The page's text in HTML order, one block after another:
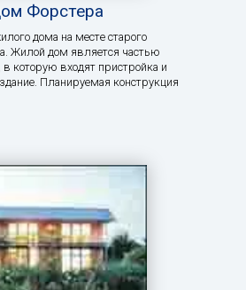
Форстера
дома на месте старого
Жилой дом является частью
которую входят пристройка и
Планируемая конструкция